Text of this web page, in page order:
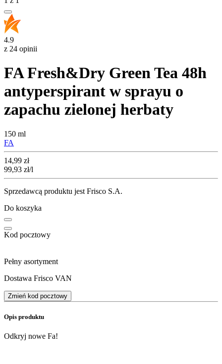
4.9
z 24 opinii
FA Fresh&Dry Green Tea 48h
antyperspirant w sprayu o
zapachu zielonej herbaty
150 ml
FA
Cena
14,99 zł
99,93 zł/l
Sprzedawcą produktu jest Frisco S.A.
Do koszyka
Kod pocztowy
Pełny asortyment
Dostawa Frisco VAN
Zmień kod pocztowy
Opis produktu
Odkryj nowe Fa!